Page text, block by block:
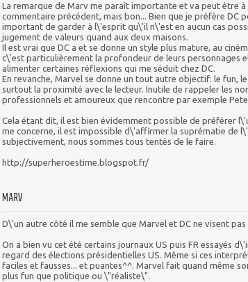
La remarque de Marv me paraît importante et va peut être
commentaire précédent, mais bon... Bien que je préfère DC
important de garder à l\'esprit qu\'il n\'est en aucun cas
jugement de valeurs quand aux deux maisons.
Il est vrai que DC a et se donne un style plus mature, au
c\'est particulièrement la profondeur de leurs personnages
alimenter certaines réflexions qui me séduit chez DC.
En revanche, Marvel se donne un tout autre objectif: le fun,
surtout la proximité avec le lecteur. Inutile de rappeler les
professionnels et amoureux que rencontre par exemple
Cela étant dit, il est bien évidemment possible de préférer
me concerne, il est impossible d\'affirmer la suprématie de
subjectivement, nous sommes tous tentés de le faire.
http://superheroestime.blogspot.fr/
MARV
D\'un autre côté il me semble que Marvel et DC ne visent
On a bien vu cet été certains journaux US puis FR essayés
regard des élections présidentielles US. Même si ces
faciles et fausses... et puantes^^. Marvel fait quand même
plus fun que politique ou \"réaliste\".